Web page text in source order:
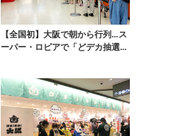
【全国初】大阪で朝から行列…ス
ーパー・ロピアで「どデカ抽選